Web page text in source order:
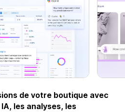
de votre boutique avec
les analyses, les